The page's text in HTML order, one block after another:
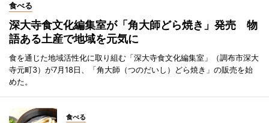
食べる
深大寺食文化編集室が「角大師どら焼き」発売 物
語ある土産で地域を元気に
食を通じた地域活性化に取り組む「深大寺食文化編集室」（調布市深大
寺元町3）が7月18日、「角大師（つのだいし）どら焼き」の販売を始
めた。
食べる